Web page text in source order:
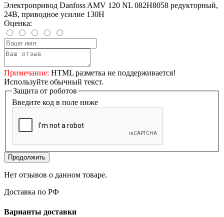
Электропривод Danfoss AMV 120 NL 082H8058 редукторный,
24В, приводное усилие 130Н
Оценка:
Примечание: HTML разметка не поддерживается!
Используйте обычный текст.
Защита от роботов
Введите код в поле ниже
Продолжить
Нет отзывов о данном товаре.
Доставка по РФ
Варианты доставки